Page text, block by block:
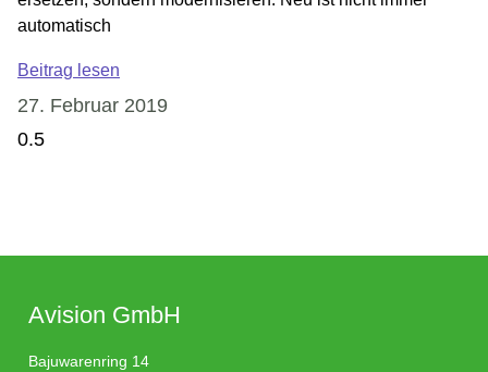
automatisch
Beitrag lesen
27. Februar 2019
Avision GmbH
Bajuwarenring 14